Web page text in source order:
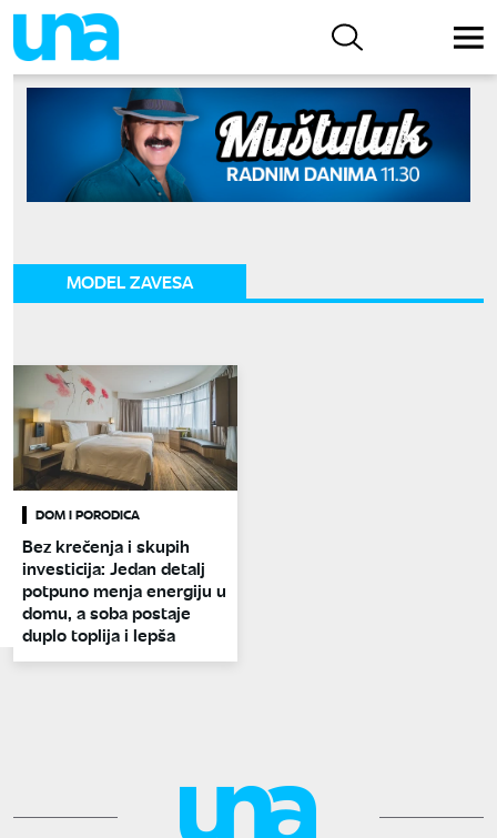
MODEL ZAVESA
DOM I PORODICA
Bez krečenja i skupih
investicija: Jedan detalj
potpuno menja energiju u
domu, a soba postaje
duplo toplija i lepša